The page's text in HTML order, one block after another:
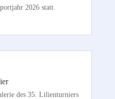
2026 statt.
des 35. Lilienturniers